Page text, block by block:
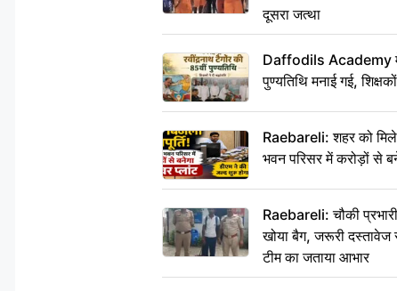
दूसरा जत्था
Daffodils Academy में
पुण्यतिथि मनाई गई,
Raebareli: शहर को
भवन परिसर में करोड़ों से
Raebareli: चौकी
खोया बैग, जरूरी दस्तावेज
टीम का जताया आभार